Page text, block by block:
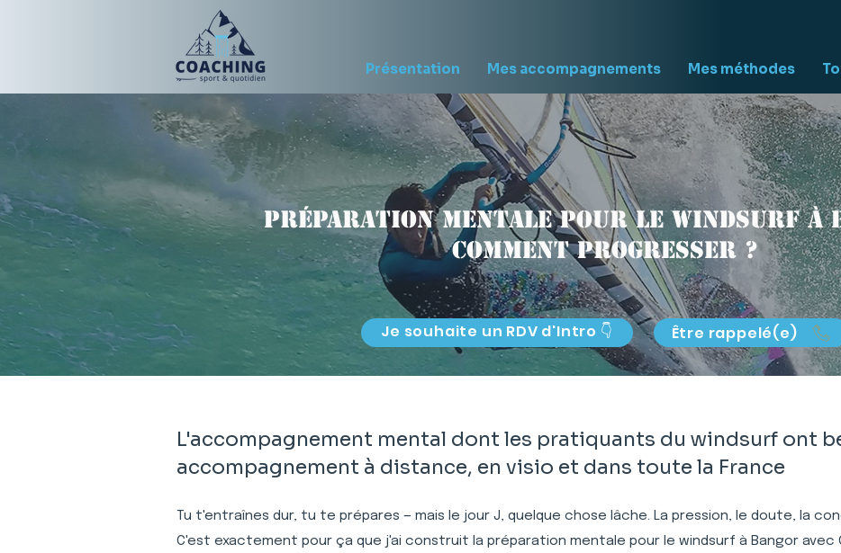
Présentation Mes accompagnements Mes méthodes
Préparation mentale pour le windsurf à
comment progresser ?
Je souhaite un RDV d'Intro 👇 Être rappelé(e)
L'accompagnement mental dont les pratiquants du windsurf ont
accompagnement à distance, en visio et dans toute la France
Tu t'entraînes dur, tu te prépares — mais le jour J, quelque chose lâche. La pression, le doute, la
C'est exactement pour ça que j'ai construit la préparation mentale pour le windsurf à Bangor avec